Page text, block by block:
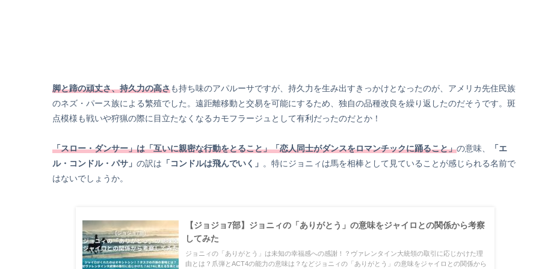
脚と蹄の頑丈さ、持久力の高さも持ち味のアパルーサですが、持久力を生み出すきっかけとなったのが、アメリカ先住民族
のネズ・パース族による繁殖でした。遠距離移動と交易を可能にするため、独自の品種改良を繰り返したのだそうです。斑
点模様も戦いや狩猟の際に目立たなくなるカモフラージュとして有利だったのだとか！
「スロー・ダンサー」は「互いに親密な行動をとること」「恋人同士がダンスをロマンチックに踊ること」の意味、
「エ
ル・コンドル・パサ」 の訳は 「コンドルは飛んでいく」 。特にジョニィは馬を相棒として見ていることが感じられる名前で
はないでしょうか。
【ジョジョ7部】ジョニィの「ありがとう」の意味をジャイロとの関係から考察
してみた
ジョニィの「ありがとう」は未知の幸福感への感謝！？ヴァレンタイン大統領の取引に応じかけた理
由とは？爪弾とACT4の能力の意味は？などジョニィの「ありがとう」の意味をジャイロとの関係から